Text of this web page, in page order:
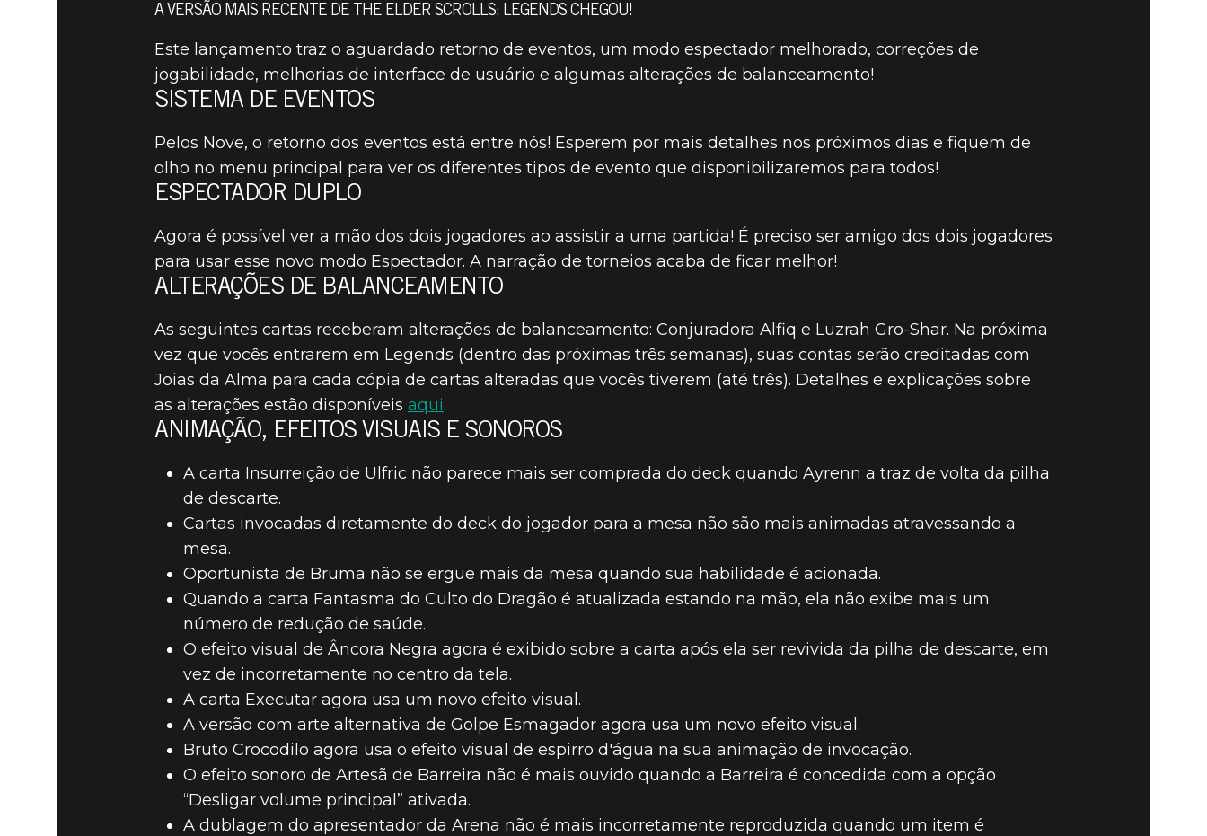
The Elder Scrolls: Legends 29 de agosto de 2019
THE ELDER SCROLLS: LEGENDS –
NOTAS DO PATCH 2.13
A VERSÃO MAIS RECENTE DE THE ELDER SCROLLS: LEGENDS CHEGOU!
Este lançamento traz o aguardado retorno de eventos, um modo espectador melhorado, correções de
jogabilidade, melhorias de interface de usuário e algumas alterações de balanceamento!
SISTEMA DE EVENTOS
Pelos Nove, o retorno dos eventos está entre nós! Esperem por mais detalhes nos próximos dias e fiquem de
olho no menu principal para ver os diferentes tipos de evento que disponibilizaremos para todos!
ESPECTADOR DUPLO
Agora é possível ver a mão dos dois jogadores ao assistir a uma partida! É preciso ser amigo dos dois jogadores
para usar esse novo modo Espectador. A narração de torneios acaba de ficar melhor!
ALTERAÇÕES DE BALANCEAMENTO
As seguintes cartas receberam alterações de balanceamento: Conjuradora Alfiq e Luzrah Gro-Shar. Na próxima
vez que vocês entrarem em Legends (dentro das próximas três semanas), suas contas serão creditadas com
Joias da Alma para cada cópia de cartas alteradas que vocês tiverem (até três). Detalhes e explicações sobre
as alterações estão disponíveis aqui.
ANIMAÇÃO, EFEITOS VISUAIS E SONOROS
A carta Insurreição de Ulfric não parece mais ser comprada do deck quando Ayrenn a traz de volta da pilha
de descarte.
Cartas invocadas diretamente do deck do jogador para a mesa não são mais animadas atravessando a
mesa.
Oportunista de Bruma não se ergue mais da mesa quando sua habilidade é acionada.
Quando a carta Fantasma do Culto do Dragão é atualizada estando na mão, ela não exibe mais um
número de redução de saúde.
O efeito visual de Âncora Negra agora é exibido sobre a carta após ela ser revivida da pilha de descarte, em
vez de incorretamente no centro da tela.
A carta Executar agora usa um novo efeito visual.
A versão com arte alternativa de Golpe Esmagador agora usa um novo efeito visual.
Bruto Crocodilo agora usa o efeito visual de espirro d'água na sua animação de invocação.
O efeito sonoro de Artesã de Barreira não é mais ouvido quando a Barreira é concedida com a opção
“Desligar volume principal” ativada.
A dublagem do apresentador da Arena não é mais incorretamente reproduzida quando um item é